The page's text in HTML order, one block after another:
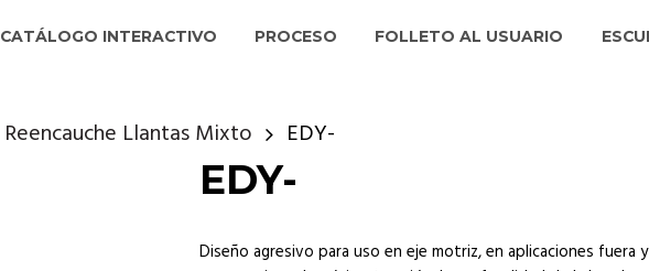
CATÁLOGO INTERACTIVO PROCESO FOLLETO AL USUARIO
Reencauche Llantas Mixto EDY-
EDY-
Diseño agresivo para uso en eje motriz, en aplicaciones fuera